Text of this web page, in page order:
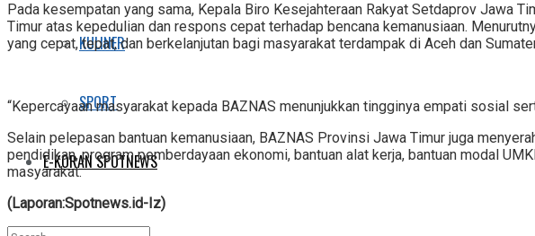
KULINER
SPORT
E-KORAN SPOTNEWS
Pada kesempatan yang sama, Kepala Biro Kesejahteraan Rakyat Setdaprov Jawa
Timur atas kepedulian dan respons cepat terhadap bencana kemanusiaan.
yang cepat, tepat, dan berkelanjutan bagi masyarakat terdampak di Aceh dan
“Kepercayaan masyarakat kepada BAZNAS menunjukkan tingginya empati sosial
Selain pelepasan bantuan kemanusiaan, BAZNAS Provinsi Jawa Timur juga
pendidikan, program pemberdayaan ekonomi, bantuan alat kerja, bantuan modal
masyarakat.
(Laporan:Spotnews.id-Iz)